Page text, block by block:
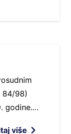
84/98)
godine.…
više